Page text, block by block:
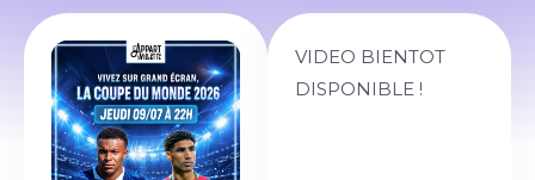
VIDEO BIENTOT
DISPONIBLE !